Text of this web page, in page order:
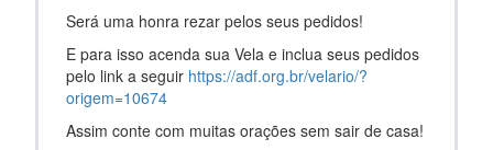
Será uma honra rezar pelos seus pedidos!
E para isso acenda sua Vela e inclua seus pedidos
pelo link a seguir https://adf.org.br/velario/?
origem=10674
Assim conte com muitas orações sem sair de casa!